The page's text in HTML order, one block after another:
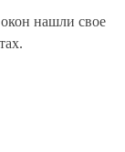
нашли свое